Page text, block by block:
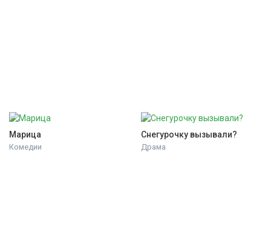
Марица
Комедии
Снегурочку вызывали?
Драма